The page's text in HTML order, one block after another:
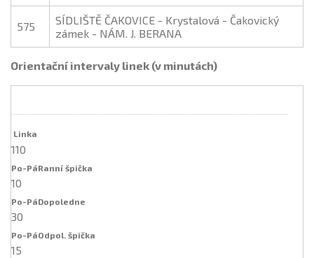
575
SÍDLIŠTĚ ČAKOVICE - Krystalová - Čakovický
zámek - NÁM. J. BERANA
Orientační intervaly linek (v minutách)
110
10
30
15